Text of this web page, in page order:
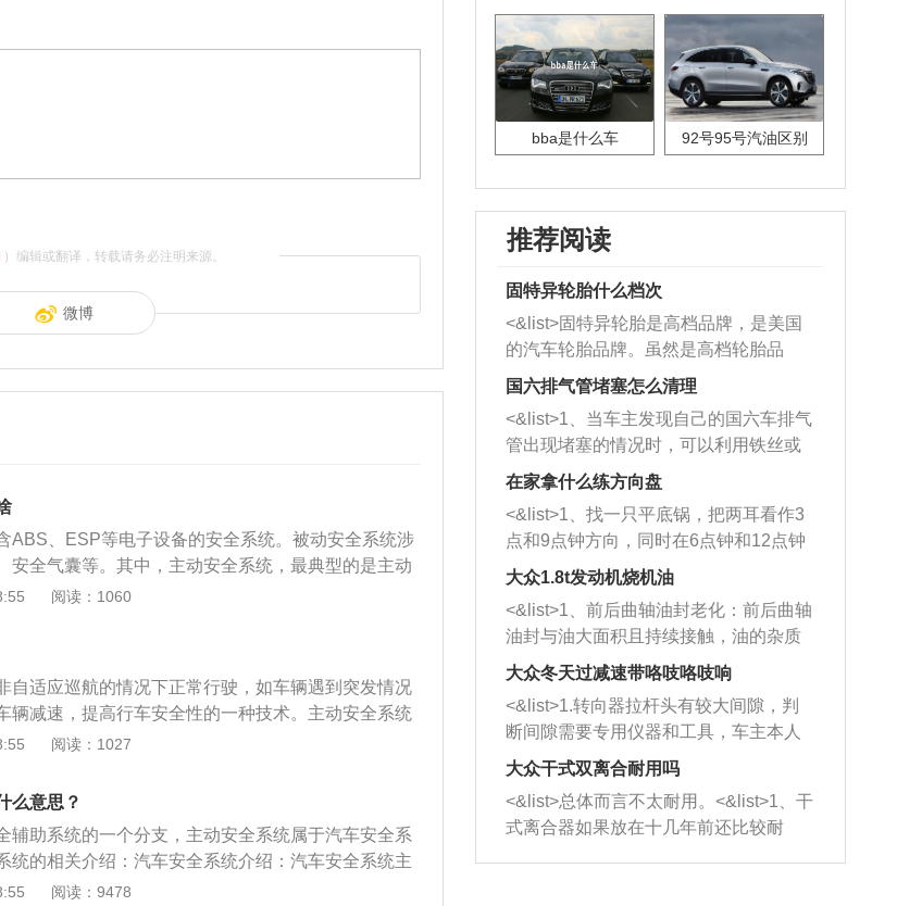
）编辑或翻译，转载请务必注明来源。
微博
ABS、ESP等电子设备的安全系统。被动安全系统涉
安全气囊等。其中，主动安全系统，最典型的是主动
其实是和被动安全的概念相对应的。被动安全侧重于
主动安全就侧重于监测到事故发生或者车辆失控的可
车辆操控的手段去避免它。主动安全配置都包括制动
制动力分配装置俗称EBD、车身电子稳定控制系统简
称TCS，以及如今主流的配置中的主动巡航、偏航预
阅读：1060
自适应巡航的情况下正常行驶，如车辆遇到突发情况
辆减速，提高行车安全性的一种技术。主动安全系统
设备的安全系统，当前车刹车、停止或有其他障碍物
安全系统和被动安全系统，主动安全的作用是避免事
事故时汽车对车内乘员的保护或对被撞车辆或行人的
千米每小时，这套系统软件便会自动启动。主动安全
全风险，防止员工受到伤害而采取的安全性制定，为
EBD，TCS等都是主动安全性制定。它们的特点为提
阅读：1027
么意思？
辅助系统的一个分支，主动安全系统属于汽车安全系
统的相关介绍：汽车安全系统介绍：汽车安全系统主
系统、被动安全系统。主动安全，就是作用避免事故
阅读：9478
bba是什么车 92号95号汽油区别
推荐阅读
固特异轮胎什么档次
<&list>固特异轮胎是高档品牌，是美国
的汽车轮胎品牌。虽然是高档轮胎品
牌，但是中高低端的轮胎都有生产，这
也是为了更好的开拓市场。
国六排气管堵塞怎么清理
<&list>1、当车主发现自己的国六车排气
管出现堵塞的情况时，可以利用铁丝或
者是细棍，直接将杂物给取出来，如果
堵塞情况比较严重，也可以采取应急措
施。 <&list>2、直接利用木棍将所有的
杂物推到排气管里面的位置处，然后将
三元催化器拆解开，就可以将堵塞的东
西取出来。但如果是因为积碳过多引起
的堵塞，就需要将三元催化器泡在草酸
洗剂对堵塞的情况得到解决，将清洗剂
放在燃油箱中，与燃油混合后，车辆启
动时，就可以和汽油一起进入到燃烧
室，最后形成废气排出，就可以让三元
催化器得到清洗，排气管堵塞的情况就
能够得到解决。
在家拿什么练方向盘
<&list>1、找一只平底锅，把两耳看作3
点和9点钟方向，同时在6点钟和12点钟
方向做一个标记。 <&list>2、双手握住
一圈半的练习，往右同样也要打相同的
圈数。 <&list>3、最后强调要反复练
习，这样就可以形成肌肉记忆，在真实
驾驶车辆时，不需要记忆也能打好方
向。
大众1.8t发动机烧机油
<&list>1、前后曲轴油封老化：前后曲轴
油封与油大面积且持续接触，油的杂质
和发动机内持续温度变化使其密封效果
逐渐减弱，导致渗油或漏油。<&list>2、
活塞间隙过大：积碳会使活塞环与缸体
的间隙扩大，导致机油流入燃烧室中，
造成烧机油。<&list>3、机油粘度。使用
机油粘度过小的话，同样会有烧机油现
象，机油粘度过小具有很好的流动性，
大众冬天过减速带咯吱咯吱响
<&list>1.转向器拉杆头有较大间隙，判
断间隙需要专用仪器和工具，车主本人
无法制作，需要将车辆送到修理厂或4s
店；<&list>2.车辆半轴套管防尘罩破
裂，破裂后会出现漏油现象，使半轴磨
损严重，磨损的半轴容易损坏，产生异
响；<&list>3.稳定器的转向胶套和球头
大众干式双离合耐用吗
<&list>总体而言不太耐用。<&list>1、干
式离合器如果放在十几年前还比较耐